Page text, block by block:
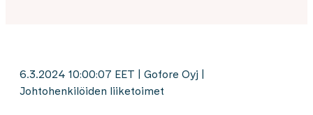
6.3.2024 10:00:07 EET | Gofore Oyj |
Johtohenkilöiden liiketoimet